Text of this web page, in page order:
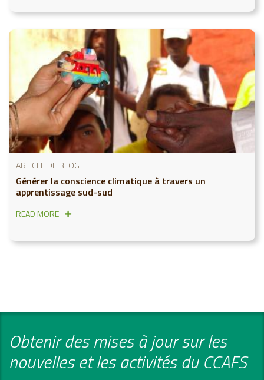
ARTICLE DE BLOG
Générer la conscience climatique à travers un
apprentissage sud-sud
READ MORE
Obtenir des mises à jour sur les
nouvelles et les activités du CCAFS